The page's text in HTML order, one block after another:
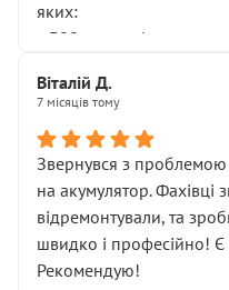
яких:
• 300 грн — діагностика
НЕ погоджував
послуга. Тим більше, я
діагностики ходової
зауваження гроші за цю
лише підтвердило мою
Але головне — я
залишився таким самим,
Віталій Д.
7 місяців тому
Звернувся з проблемою
на акумулятор. Фахівці
відремонтували, та
швидко і професійно! Є
Рекомендую!